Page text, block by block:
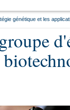
génétique et les